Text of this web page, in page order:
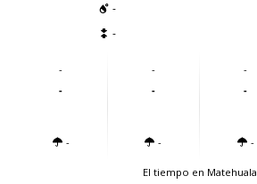
-
-
-
-
-
-
-
-
-
-
-
El tiempo en Matehuala